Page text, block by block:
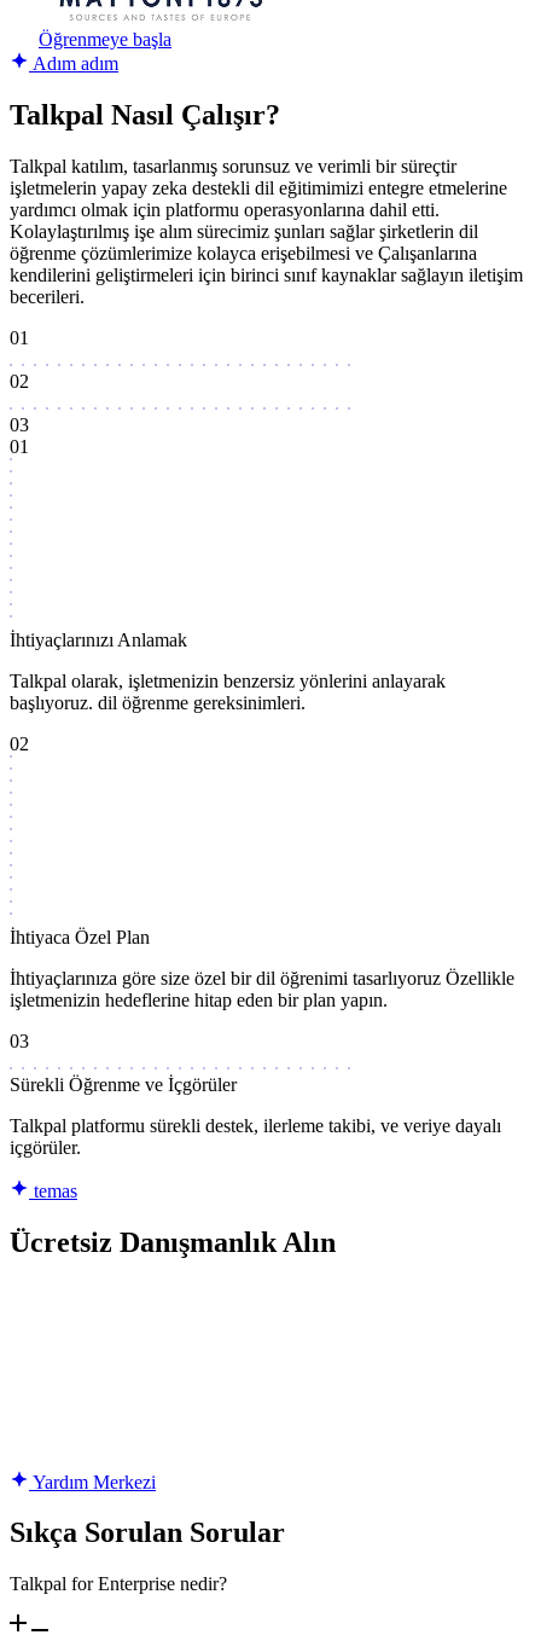
Öğrenmeye başla
Adım adım
Talkpal Nasıl Çalışır?
Talkpal katılım, tasarlanmış sorunsuz ve verimli bir süreçtir
işletmelerin yapay zeka destekli dil eğitimimizi entegre etmelerine
yardımcı olmak için platformu operasyonlarına dahil etti.
Kolaylaştırılmış işe alım sürecimiz şunları sağlar şirketlerin dil
öğrenme çözümlerimize kolayca erişebilmesi ve Çalışanlarına
kendilerini geliştirmeleri için birinci sınıf kaynaklar sağlayın iletişim
becerileri.
01
02
03
01
İhtiyaçlarınızı Anlamak
Talkpal olarak, işletmenizin benzersiz yönlerini anlayarak
başlıyoruz. dil öğrenme gereksinimleri.
02
İhtiyaca Özel Plan
İhtiyaçlarınıza göre size özel bir dil öğrenimi tasarlıyoruz Özellikle
işletmenizin hedeflerine hitap eden bir plan yapın.
03
Sürekli Öğrenme ve İçgörüler
Talkpal platformu sürekli destek, ilerleme takibi, ve veriye dayalı
içgörüler.
temas
Ücretsiz Danışmanlık Alın
Yardım Merkezi
Sıkça Sorulan Sorular
Talkpal for Enterprise nedir?